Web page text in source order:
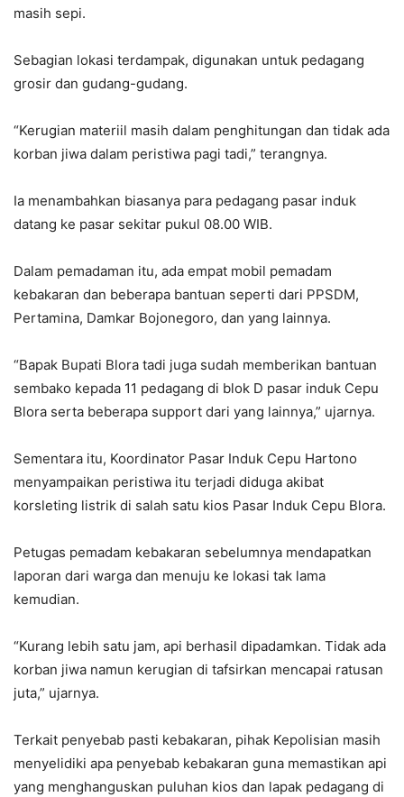
masih sepi.
Sebagian lokasi terdampak, digunakan untuk pedagang
grosir dan gudang-gudang.
“Kerugian materiil masih dalam penghitungan dan tidak ada
korban jiwa dalam peristiwa pagi tadi,” terangnya.
Ia menambahkan biasanya para pedagang pasar induk
datang ke pasar sekitar pukul 08.00 WIB.
Dalam pemadaman itu, ada empat mobil pemadam
kebakaran dan beberapa bantuan seperti dari PPSDM,
Pertamina, Damkar Bojonegoro, dan yang lainnya.
“Bapak Bupati Blora tadi juga sudah memberikan bantuan
sembako kepada 11 pedagang di blok D pasar induk Cepu
Blora serta beberapa support dari yang lainnya,” ujarnya.
Sementara itu, Koordinator Pasar Induk Cepu Hartono
menyampaikan peristiwa itu terjadi diduga akibat
korsleting listrik di salah satu kios Pasar Induk Cepu Blora.
Petugas pemadam kebakaran sebelumnya mendapatkan
laporan dari warga dan menuju ke lokasi tak lama
kemudian.
“Kurang lebih satu jam, api berhasil dipadamkan. Tidak ada
korban jiwa namun kerugian di tafsirkan mencapai ratusan
juta,” ujarnya.
Terkait penyebab pasti kebakaran, pihak Kepolisian masih
menyelidiki apa penyebab kebakaran guna memastikan api
yang menghanguskan puluhan kios dan lapak pedagang di